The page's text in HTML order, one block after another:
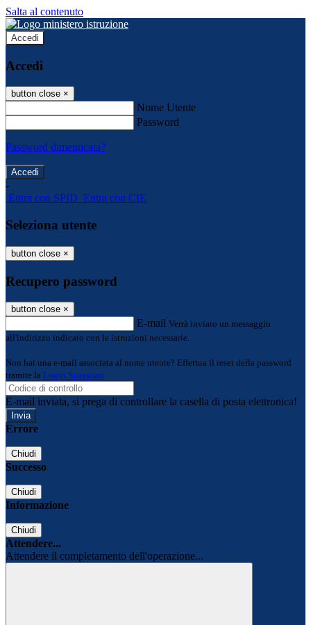
Salta al contenuto
Accedi
Accedi
button close ×
Nome Utente
Password
Password dimenticata?
-
Entra con SPID Entra con CIE
Seleziona utente
button close ×
Recupero password
button close ×
E-mail Verrà inviato un messaggio
all'indirizzo indicato con le istruzioni necessarie.
Non hai una e-mail associata al nome utente? Effettua il reset della password
tramite la Login Spaggiari
E-mail inviata, si prega di controllare la casella di posta elettronica!
Errore
Chiudi
Successo
Chiudi
Informazione
Chiudi
Attendere...
Attendere il completamento dell'operazione...